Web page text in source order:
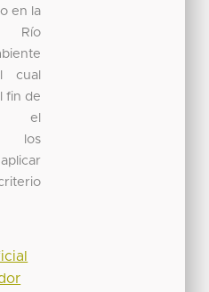
en la
Río
cual
fin de
el
los